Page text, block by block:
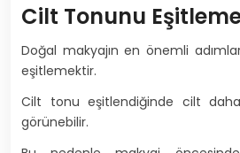
Cilt Tonunu
Doğal makyajın en önemli
eşitlemektir.
Cilt tonu eşitlendiğinde cilt daha
görünebilir.